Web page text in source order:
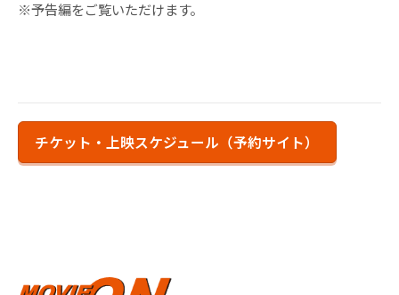
※予告編をご覧いただけます。
チケット・上映スケジュール（予約サイト）